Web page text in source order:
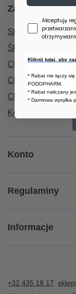
Zamówienia
Status zamówienia
Śledzenie przesyłki
Chcę
Chcę zwrócić
Chcę wymienić
Kontakt
Konto
Regulaminy
Informacje
+32 435 18 17
ZgodaAkceptuję
Kliknij tutaj, aby
* Rabat nie łączy
PODOPHARM.
* Rabat naliczany
* Darmowa wysyłka